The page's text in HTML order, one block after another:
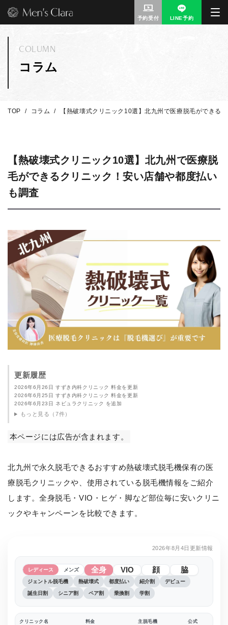
予約受付 LINE予約
コラム
COLUMN
TOP コラム 【熱破壊式クリニック10選】北九州で医療脱毛ができる
【熱破壊式クリニック10選】北九州で医療脱
毛ができるクリニック！安い店舗や都度払い
も調査
更新履歴
2026年6月26日 すずき内科クリニック 料金を更新
2026年6月25日 すずき内科クリニック 料金を更新
2026年6月23日 ネビュラクリニック を追加
もっと見る（7件）
本ページには広告が含まれます。
北九州で永久脱毛できるおすすめ熱破壊式脱毛機保有の医
療脱毛クリニックや、使用されている脱毛機情報をご紹介
します。全身脱毛・VIO・ヒゲ・脚など部位毎に安いクリニ
ックやキャンペーンを比較できます。
2026年8月4日更新情報
レディース メンズ 全身 VIO 顔 脇
ジェントル脱毛機 熱破壊式 都度払い 紹介割 デビュー
誕生日割 シニア割 ペア割 乗換割 学割
クリニック名 料金 主脱毛機 公式